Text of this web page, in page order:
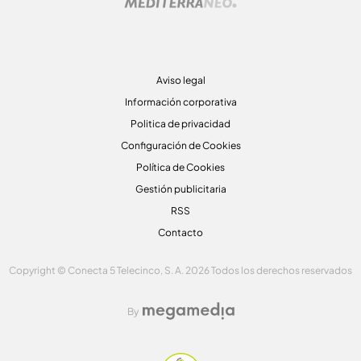
Aviso legal
Información corporativa
Politica de privacidad
Configuración de Cookies
Política de Cookies
Gestión publicitaria
RSS
Contacto
Copyright © Conecta 5 Telecinco, S. A. 2026 Todos los derechos reservados
By